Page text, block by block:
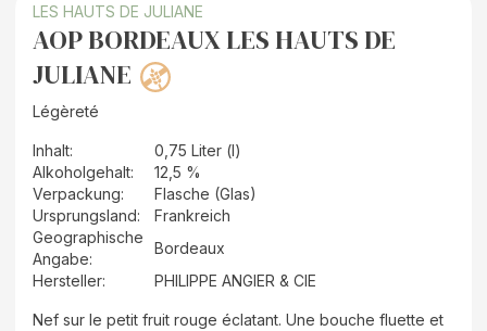
LES HAUTS DE JULIANE
AOP BORDEAUX LES HAUTS DE
JULIANE
Légèreté
Inhalt:
0,75 Liter (l)
Alkoholgehalt:
12,5 %
Verpackung:
Flasche (Glas)
Ursprungsland:
Frankreich
Geographische
Angabe:
Bordeaux
Hersteller: PHILIPPE ANGIER & CIE
Nef sur le petit fruit rouge éclatant. Une bouche fluette et